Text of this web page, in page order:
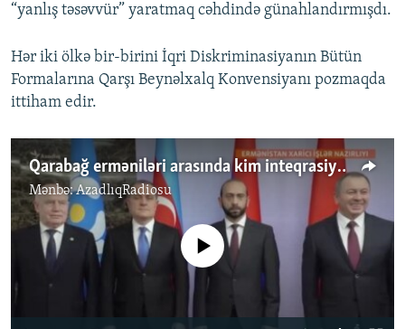
“yanlış təsəvvür” yaratmaq cəhdində günahlandırmışdı.
Hər iki ölkə bir-birini İqri Diskriminasiyanın Bütün
Formalarına Qarşı Beynəlxalq Konvensiyanı pozmaqda
ittiham edir.
Qarabağ erməniləri arasında kim inteqrasiya istəmir?
Mənbə:AzadlıqRadiosu
No media source currently available